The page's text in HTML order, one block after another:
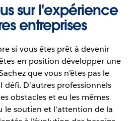
sur l'expérience
entreprises
si vous êtes prêt à devenir
en position développer une
que vous n'êtes pas le
défi. D'autres professionnels
obstacles et eu les mêmes
le soutien et l'attention de la